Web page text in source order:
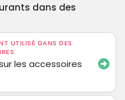
dans des
UTILISÉ DANS DES
les accessoires